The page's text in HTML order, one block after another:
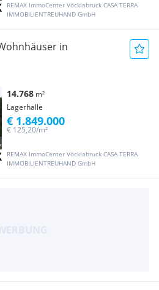
REMAX ImmoCenter Vöcklabruck CASA TERRA
IMMOBILIENTREUHAND GmbH
in
14.768 m²
Lagerhalle
REMAX ImmoCenter Vöcklabruck CASA TERRA
IMMOBILIENTREUHAND GmbH
€ 125,20/m²
€ 1.849.000